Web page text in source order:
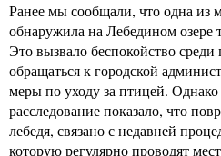
Ранее мы сообщали, что одна из
обнаружила на Лебедином озере
Это вызвало беспокойство
обращаться к городской
меры по уходу за птицей.
расследование показало, что
лебедя, связано с недавней
которую регулярно проводят